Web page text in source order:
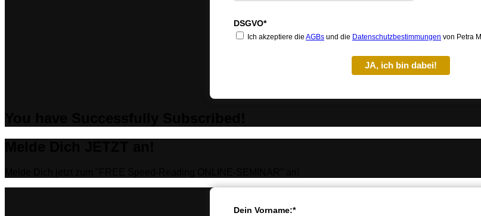
DSGVO*
Ich akzeptiere die AGBs und die Datenschutzbestimmungen von Petra
JA, ich bin dabei!
Dein Vorname:*